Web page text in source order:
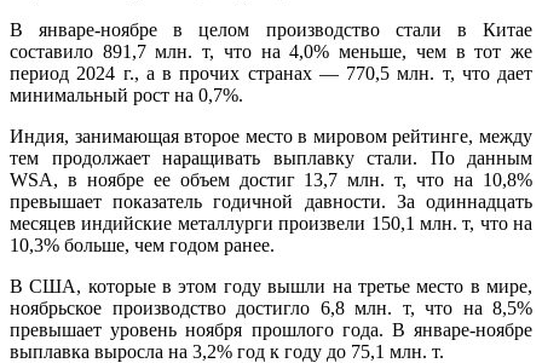
В январе-ноябре в целом производство стали в Китае
составило 891,7 млн. т, что на 4,0% меньше, чем в тот же
период 2024 г., а в прочих странах — 770,5 млн. т, что дает
минимальный рост на 0,7%.
Индия, занимающая второе место в мировом рейтинге, между
тем продолжает наращивать выплавку стали. По данным
WSA, в ноябре ее объем достиг 13,7 млн. т, что на 10,8%
превышает показатель годичной давности. За одиннадцать
месяцев индийские металлурги произвели 150,1 млн. т, что на
10,3% больше, чем годом ранее.
В США, которые в этом году вышли на третье место в мире,
ноябрьское производство достигло 6,8 млн. т, что на 8,5%
превышает уровень ноября прошлого года. В январе-ноябре
выплавка выросла на 3,2% год к году до 75,1 млн. т.